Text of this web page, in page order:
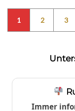
1 2 3
Immer